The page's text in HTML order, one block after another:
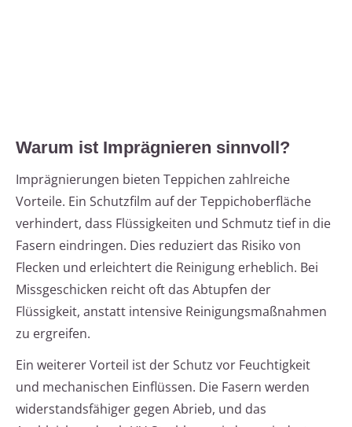
Warum ist Imprägnieren sinnvoll?
Imprägnierungen bieten Teppichen zahlreiche
Vorteile. Ein Schutzfilm auf der Teppichoberfläche
verhindert, dass Flüssigkeiten und Schmutz tief in die
Fasern eindringen. Dies reduziert das Risiko von
Flecken und erleichtert die Reinigung erheblich. Bei
Missgeschicken reicht oft das Abtupfen der
Flüssigkeit, anstatt intensive Reinigungsmaßnahmen
zu ergreifen.
Ein weiterer Vorteil ist der Schutz vor Feuchtigkeit
und mechanischen Einflüssen. Die Fasern werden
widerstandsfähiger gegen Abrieb, und das